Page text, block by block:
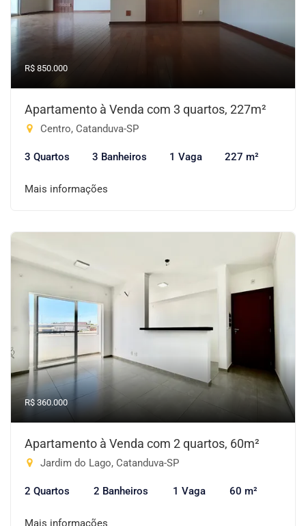
R$ 850.000
Apartamento à Venda com 3 quartos, 227m²
Centro, Catanduva-SP
3 Quartos 3 Banheiros 1 Vaga 227 m²
Mais informações
R$ 360.000
Apartamento à Venda com 2 quartos, 60m²
Jardim do Lago, Catanduva-SP
2 Quartos 2 Banheiros 1 Vaga 60 m²
Mais informações